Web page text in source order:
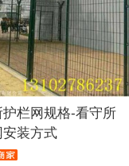
栏网规格-看守所
安装方式